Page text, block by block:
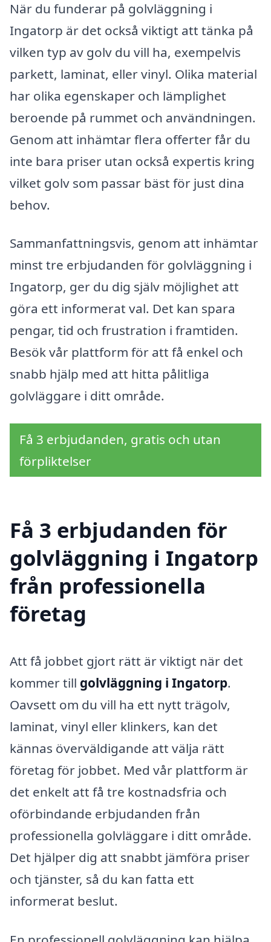
När du funderar på golvläggning i
Ingatorp är det också viktigt att tänka på
vilken typ av golv du vill ha, exempelvis
parkett, laminat, eller vinyl. Olika material
har olika egenskaper och lämplighet
beroende på rummet och användningen.
Genom att inhämtar flera offerter får du
inte bara priser utan också expertis kring
vilket golv som passar bäst för just dina
behov.
Sammanfattningsvis, genom att inhämtar
minst tre erbjudanden för golvläggning i
Ingatorp, ger du dig själv möjlighet att
göra ett informerat val. Det kan spara
pengar, tid och frustration i framtiden.
Besök vår plattform för att få enkel och
snabb hjälp med att hitta pålitliga
golvläggare i ditt område.
Få 3 erbjudanden, gratis och utan
förpliktelser
Få 3 erbjudanden för
golvläggning i Ingatorp
från professionella
företag
Att få jobbet gjort rätt är viktigt när det
kommer till golvläggning i Ingatorp.
Oavsett om du vill ha ett nytt trägolv,
laminat, vinyl eller klinkers, kan det
kännas överväldigande att välja rätt
företag för jobbet. Med vår plattform är
det enkelt att få tre kostnadsfria och
oförbindande erbjudanden från
professionella golvläggare i ditt område.
Det hjälper dig att snabbt jämföra priser
och tjänster, så du kan fatta ett
informerat beslut.